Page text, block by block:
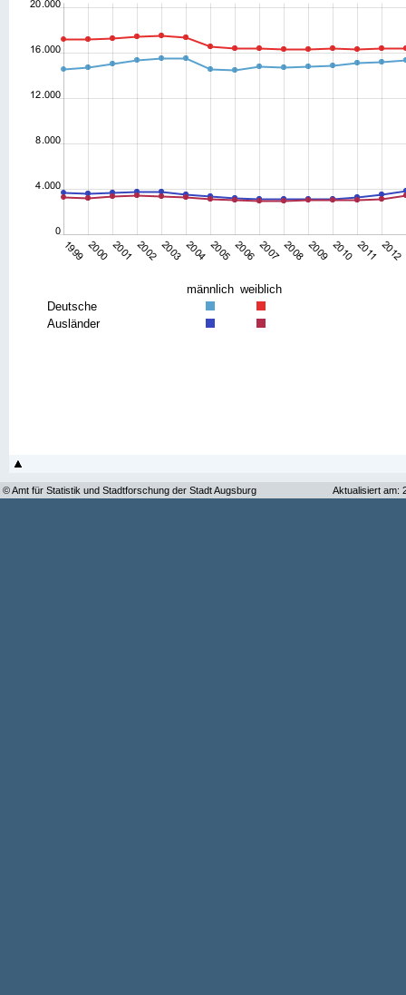
männlich weiblich
Deutsche
Ausländer
© Amt für Statistik und Stadtforschung der Stadt Augsburg Aktualisiert am: